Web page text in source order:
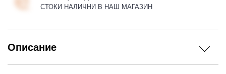
СТОКИ НАЛИЧНИ В НАШ МАГАЗИН
Описание